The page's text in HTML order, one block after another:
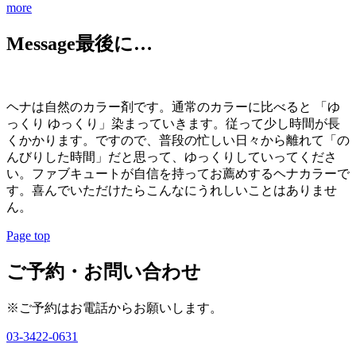
more
Message最後に…
ヘナは自然のカラー剤です。通常のカラーに比べると 「ゆ
っくり ゆっくり」染まっていきます。従って少し時間が長
くかかります。ですので、普段の忙しい日々から離れて「の
んびりした時間」だと思って、ゆっくりしていってくださ
い。ファブキュートが自信を持ってお薦めするヘナカラーで
す。喜んでいただけたらこんなにうれしいことはありませ
ん。
Page top
ご予約・お問い合わせ
※ご予約はお電話からお願いします。
03-3422-0631